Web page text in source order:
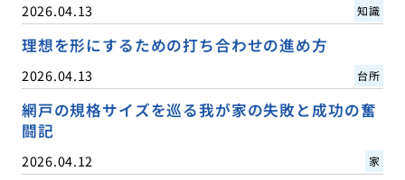
2026.04.13 知識
理想を形にするための打ち合わせの進め方
2026.04.13 台所
網戸の規格サイズを巡る我が家の失敗と成功の奮
闘記
2026.04.12 家